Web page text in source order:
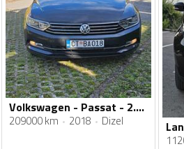
Volkswagen - Passat - 2.0 tdi dsg
209000 km 2018 Dizel